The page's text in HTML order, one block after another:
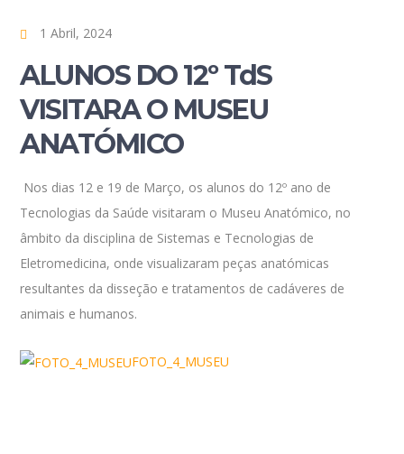
1 Abril, 2024
ALUNOS DO 12º TdS
VISITARA O MUSEU
ANATÓMICO
Nos dias 12 e 19 de Março, os alunos do 12º ano de
Tecnologias da Saúde visitaram o Museu Anatómico, no
âmbito da disciplina de Sistemas e Tecnologias de
Eletromedicina, onde visualizaram peças anatómicas
resultantes da disseção e tratamentos de cadáveres de
animais e humanos.
FOTO_4_MUSEU